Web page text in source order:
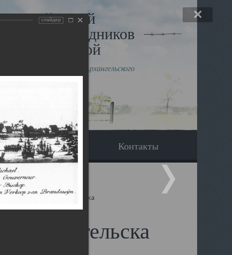
музей
и исповедников
Архангельской
митрополита Архангельского
Даниила
Вопрос-ответ Контакты
Троицкий собор Архангельска
Архангельска
слайдер